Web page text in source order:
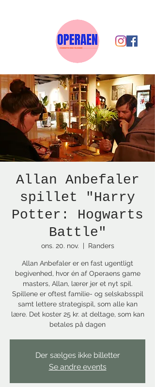
Allan Anbefaler
spillet "Harry
Potter: Hogwarts
Battle"
ons. 20. nov.
  |
Randers
Allan Anbefaler er en fast ugentligt
begivenhed, hvor én af Operaens game
masters, Allan, lærer jer et nyt spil.
Spillene er oftest familie- og selskabsspil
samt lettere strategispil, som alle kan
lære. Det koster 25 kr. at deltage, som kan
betales på dagen
Der sælges ikke billetter
Se andre events